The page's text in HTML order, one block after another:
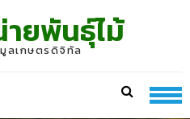
ยพันธุ์ไม้
ลเกษตรดิจิทัล